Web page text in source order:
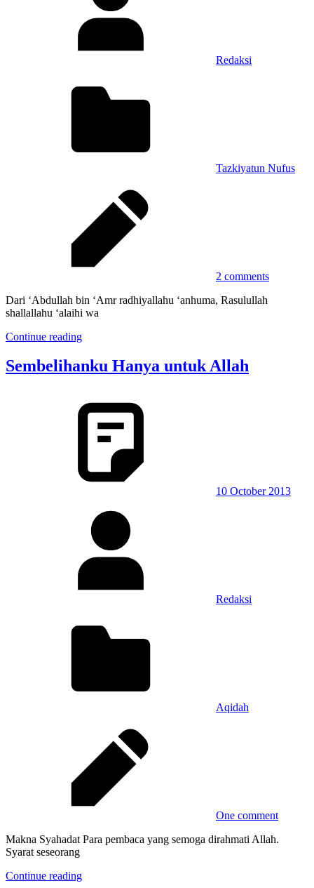
Redaksi
Tazkiyatun Nufus
2 comments
Dari ‘Abdullah bin ‘Amr radhiyallahu ‘anhuma, Rasulullah
shallallahu ‘alaihi wa
Continue reading
Sembelihanku Hanya untuk Allah
10 October 2013
Redaksi
Aqidah
One comment
Makna Syahadat Para pembaca yang semoga dirahmati Allah.
Syarat seseorang
Continue reading